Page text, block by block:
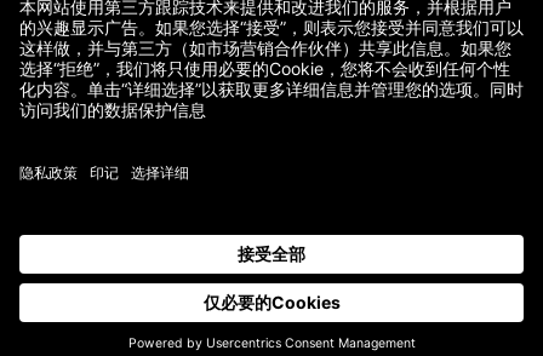
版本说明
运费和条件
隐私政策
取消政策
中文 (简体)